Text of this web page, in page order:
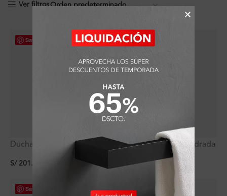
Ver filtros
Save
Ducha Bidet Plus en
Bronce Cromo
S/ 201.51
Save
Ducha Bidet Plus Cuadrada
en Bronce Cromo
262.89
Save Save